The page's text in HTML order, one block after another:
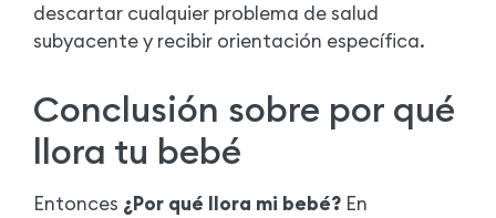
descartar cualquier problema de salud
subyacente y recibir orientación específica.
Conclusión sobre por qué
llora tu bebé
Entonces ¿Por qué llora mi bebé? En